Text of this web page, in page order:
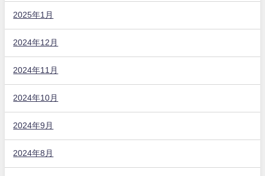
2025年1月
2024年12月
2024年11月
2024年10月
2024年9月
2024年8月